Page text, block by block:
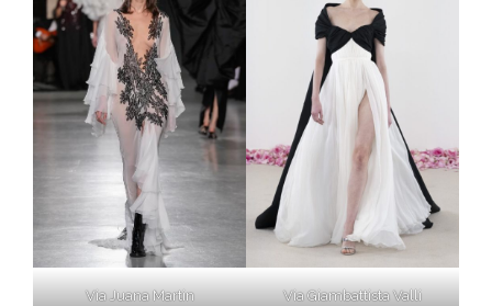
Via Juana Martin Via Giambattista Valli